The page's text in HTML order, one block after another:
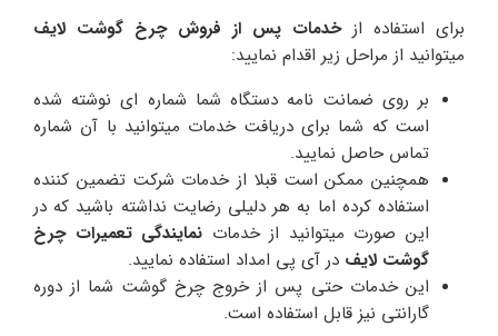
برای استفاده از خدمات پس از فروش چرخ گوشت لایف
میتوانید از مراحل زیر اقدام نمایید:
بر روی ضمانت نامه دستگاه شما شماره ای نوشته شده
است که شما برای دریافت خدمات میتوانید با آن شماره
تماس حاصل نمایید.
همچنین ممکن است قبلا از خدمات شرکت تضمین کننده
استفاده کرده اما به هر دلیلی رضایت نداشته باشید که در
این صورت میتوانید از خدمات نمایندگی تعمیرات چرخ
گوشت لایف در آی پی امداد استفاده نمایید.
این خدمات حتی پس از خروج چرخ گوشت شما از دوره
گارانتی نیز قابل استفاده است.